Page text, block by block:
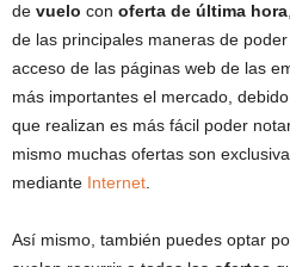
de vuelo con oferta de última hora
de las principales maneras de
acceso de las páginas web de las
más importantes el mercado,
que realizan es más fácil poder
mismo muchas ofertas son
mediante Internet
Así mismo, también puedes optar